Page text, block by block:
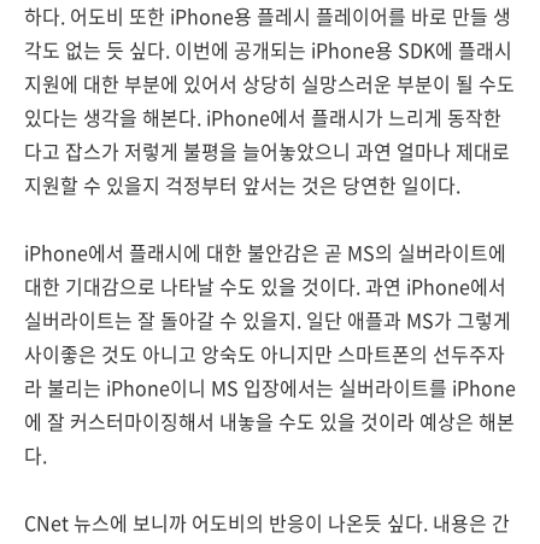
하다. 어도비 또한 iPhone용 플레시 플레이어를 바로 만들 생
각도 없는 듯 싶다. 이번에 공개되는 iPhone용 SDK에 플래시
지원에 대한 부분에 있어서 상당히 실망스러운 부분이 될 수도
있다는 생각을 해본다. iPhone에서 플래시가 느리게 동작한
다고 잡스가 저렇게 불평을 늘어놓았으니 과연 얼마나 제대로
지원할 수 있을지 걱정부터 앞서는 것은 당연한 일이다.
iPhone에서 플래시에 대한 불안감은 곧 MS의 실버라이트에
대한 기대감으로 나타날 수도 있을 것이다. 과연 iPhone에서
실버라이트는 잘 돌아갈 수 있을지. 일단 애플과 MS가 그렇게
사이좋은 것도 아니고 앙숙도 아니지만 스마트폰의 선두주자
라 불리는 iPhone이니 MS 입장에서는 실버라이트를 iPhone
에 잘 커스터마이징해서 내놓을 수도 있을 것이라 예상은 해본
다.
CNet 뉴스에 보니까 어도비의 반응이 나온듯 싶다. 내용은 간